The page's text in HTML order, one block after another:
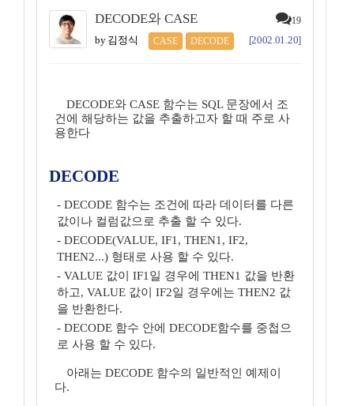
DECODE와 CASE 19
by 김정식 CASE DECODE [2002.01.20]
DECODE와 CASE 함수는 SQL 문장에서 조
건에 해당하는 값을 추출하고자 할 때 주로 사
용한다
DECODE
- DECODE 함수는 조건에 따라 데이터를 다른
값이나 컬럼값으로 추출 할 수 있다.
- DECODE(VALUE, IF1, THEN1, IF2,
THEN2...) 형태로 사용 할 수 있다.
- VALUE 값이 IF1일 경우에 THEN1 값을 반환
하고, VALUE 값이 IF2일 경우에는 THEN2 값
을 반환한다.
- DECODE 함수 안에 DECODE함수를 중첩으
로 사용 할 수 있다.
아래는 DECODE 함수의 일반적인 예제이
다.